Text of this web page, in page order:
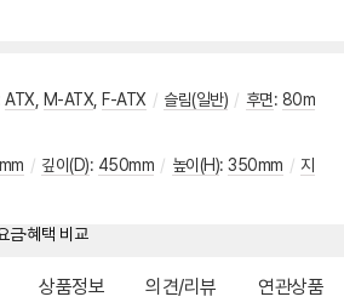
ATX M-ATX F-ATX / 슬림(일반) / 후면: 80m
/ 깊이(D): 450mm / 높이(H): 350mm / 지
상품정보 의견/리뷰 연관상품